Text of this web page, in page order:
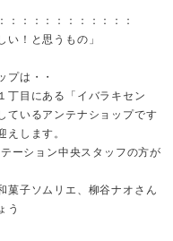
：：：：：：：：：：：
！と思うもの」
は・・
丁目にある「イバラキセン
いるアンテナショップです
します。
ーション中央スタッフの方が
菓子ソムリエ、柳谷ナオさん
う